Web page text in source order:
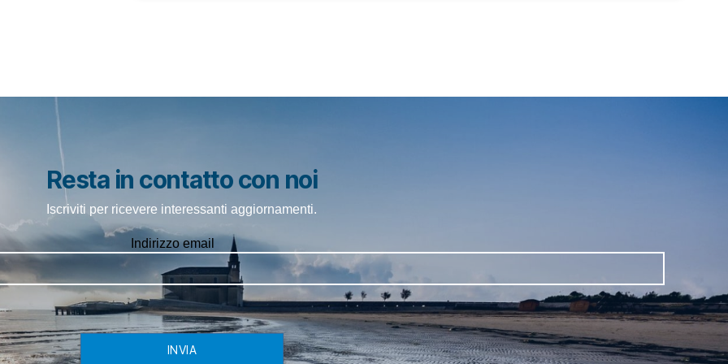
Resta in contatto con noi
Iscriviti per ricevere interessanti aggiornamenti.
Indirizzo email
INVIA